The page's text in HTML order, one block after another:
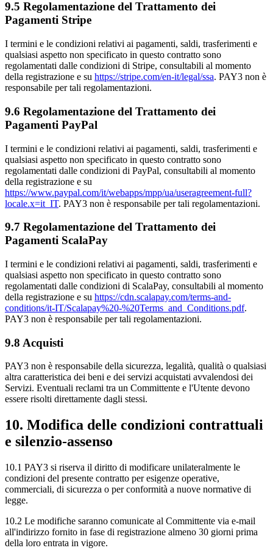
9.5 Regolamentazione del Trattamento dei
Pagamenti Stripe
I termini e le condizioni relativi ai pagamenti, saldi, trasferimenti e
qualsiasi aspetto non specificato in questo contratto sono
regolamentati dalle condizioni di Stripe, consultabili al momento
della registrazione e su https://stripe.com/en-it/legal/ssa. PAY3 non è
responsabile per tali regolamentazioni.
9.6 Regolamentazione del Trattamento dei
Pagamenti PayPal
I termini e le condizioni relativi ai pagamenti, saldi, trasferimenti e
qualsiasi aspetto non specificato in questo contratto sono
regolamentati dalle condizioni di PayPal, consultabili al momento
della registrazione e su
https://www.paypal.com/it/webapps/mpp/ua/useragreement-full?
locale.x=it_IT. PAY3 non è responsabile per tali regolamentazioni.
9.7 Regolamentazione del Trattamento dei
Pagamenti ScalaPay
I termini e le condizioni relativi ai pagamenti, saldi, trasferimenti e
qualsiasi aspetto non specificato in questo contratto sono
regolamentati dalle condizioni di ScalaPay, consultabili al momento
della registrazione e su https://cdn.scalapay.com/terms-and-
conditions/it-IT/Scalapay%20-%20Terms_and_Conditions.pdf.
PAY3 non è responsabile per tali regolamentazioni.
9.8 Acquisti
PAY3 non è responsabile della sicurezza, legalità, qualità o qualsiasi
altra caratteristica dei beni e dei servizi acquistati avvalendosi dei
Servizi. Eventuali reclami tra un Committente e l'Utente devono
essere risolti direttamente dagli stessi.
10. Modifica delle condizioni contrattuali
e silenzio-assenso
10.1 PAY3 si riserva il diritto di modificare unilateralmente le
condizioni del presente contratto per esigenze operative,
commerciali, di sicurezza o per conformità a nuove normative di
legge.
10.2 Le modifiche saranno comunicate al Committente via e-mail
all'indirizzo fornito in fase di registrazione almeno 30 giorni prima
della loro entrata in vigore.